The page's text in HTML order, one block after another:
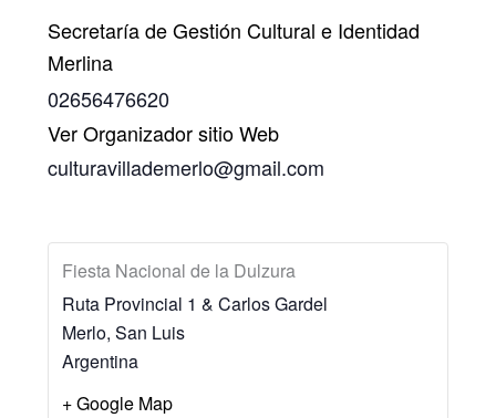
Secretaría de Gestión Cultural e Identidad
Merlina
02656476620
Ver Organizador sitio Web
culturavillademerlo@gmail.com
Fiesta Nacional de la Dulzura
Ruta Provincial 1 & Carlos Gardel
Merlo, San Luis
Argentina
+ Google Map